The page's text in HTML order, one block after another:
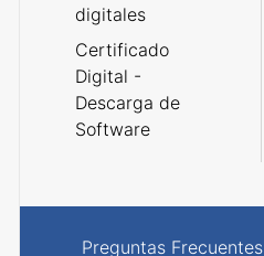
digitales
Certificado
Digital -
Descarga de
Software
Preguntas Frecuentes